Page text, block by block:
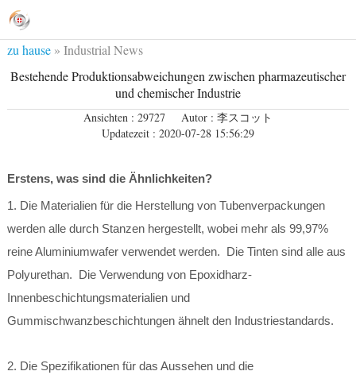
zu hause» Industrial News
Bestehende Produktionsabweichungen zwischen pharmazeutischer
und chemischer Industrie
Ansichten : 29727
Autor : 李スコット
Updatezeit : 2020-07-28 15:56:29
Erstens, was sind die Ähnlichkeiten?
1. Die Materialien für die Herstellung von Tubenverpackungen
werden alle durch Stanzen hergestellt, wobei mehr als 99,97%
reine Aluminiumwafer verwendet werden. Die Tinten sind alle aus
Polyurethan. Die Verwendung von Epoxidharz-
Innenbeschichtungsmaterialien und
Gummischwanzbeschichtungen ähnelt den Industriestandards.
2. Die Spezifikationen für das Aussehen und die